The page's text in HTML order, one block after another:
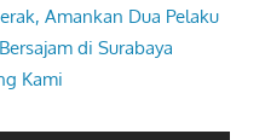
Amankan Dua Pelaku
di Surabaya
Kami